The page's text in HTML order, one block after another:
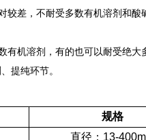
较差，不耐受多数有机溶剂和
有机溶剂，有的也可以耐受绝
提纯环节。
规格
直径： 13-